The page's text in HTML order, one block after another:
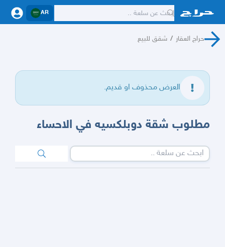
AR
حراج العقار / شقق للبيع
العرض محذوف او قديم.
مطلوب شقة دوبلكسيه في الاحساء